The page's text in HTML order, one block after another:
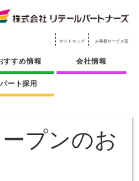
サイトマップ お客様サービス室
すすめ情報 会社情報
パート採用
プンのお